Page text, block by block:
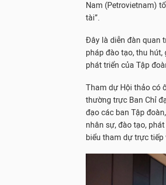
Nam (Petrovietnam)
tài”.
Đây là diễn đàn quan
pháp đào tạo, thu
phát triển của Tập
Tham dự Hội thảo có
thường trực Ban Chỉ
đạo các ban Tập
nhân sự, đào tạo,
biểu tham dự trực